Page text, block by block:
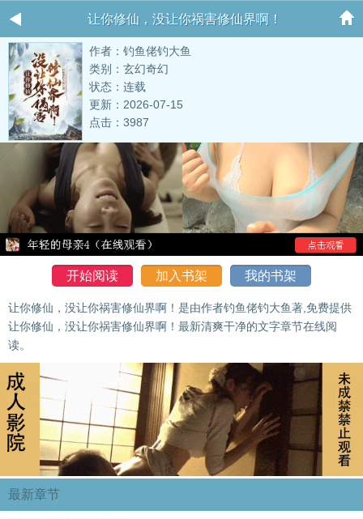
让你修仙，没让你祸害修仙界啊！
作者：钓鱼佬钓大鱼
类别：玄幻奇幻
状态：连载
更新：2026-07-15
点击：3987
开始阅读 加入书架 我的书架
让你修仙，没让你祸害修仙界啊！是由作者钓鱼佬钓大鱼著,免费提供
让你修仙，没让你祸害修仙界啊！最新清爽干净的文字章节在线阅
读。
最新章节